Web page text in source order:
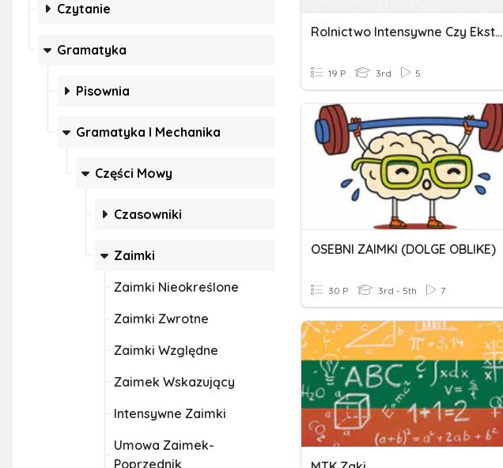
Czytanie
Gramatyka
Pisownia
Gramatyka I Mechanika
Części Mowy
Czasowniki
Zaimki
Zaimki Nieokreślone
Zaimki Zwrotne
Zaimki Względne
Zaimek Wskazujący
Intensywne Zaimki
Umowa Zaimek-
Poprzednik
Rolnictwo Intensywne Czy Ekstensywne?
19 P 3rd 5
OSEBNI ZAIMKI (DOLGE OBLIKE)
30 P 3rd - 5th 7